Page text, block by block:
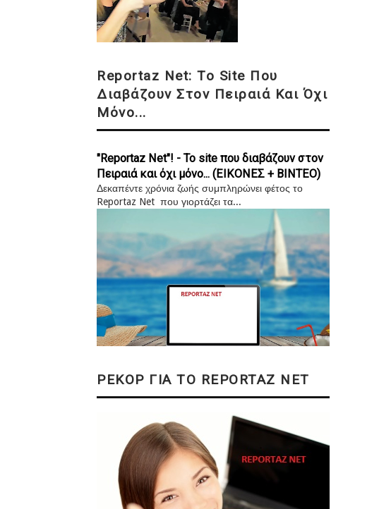
Reportaz Net: Το Site Που
Διαβάζουν Στον Πειραιά Και Όχι
Μόνο...
"Reportaz Net"! - Το site που διαβάζουν στον
Πειραιά και όχι μόνο... (ΕΙΚΟΝΕΣ + ΒΙΝΤΕΟ)
Δεκαπέντε χρόνια ζωής συμπληρώνει φέτος το
Reportaz Net που γιορτάζει τα...
ΡΕΚΟΡ ΓΙΑ ΤΟ REPORTAZ NET